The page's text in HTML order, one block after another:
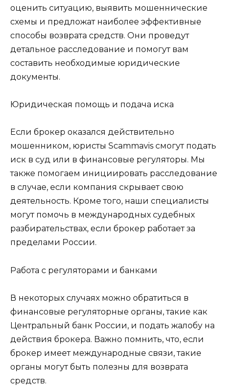
оценить ситуацию, выявить мошеннические
схемы и предложат наиболее эффективные
способы возврата средств. Они проведут
детальное расследование и помогут вам
составить необходимые юридические
документы.
Юридическая помощь и подача иска
Если брокер оказался действительно
мошенником, юристы Scammavis смогут подать
иск в суд или в финансовые регуляторы. Мы
также помогаем инициировать расследование
в случае, если компания скрывает свою
деятельность. Кроме того, наши специалисты
могут помочь в международных судебных
разбирательствах, если брокер работает за
пределами России.
Работа с регуляторами и банками
В некоторых случаях можно обратиться в
финансовые регуляторные органы, такие как
Центральный банк России, и подать жалобу на
действия брокера. Важно помнить, что, если
брокер имеет международные связи, такие
органы могут быть полезны для возврата
средств.